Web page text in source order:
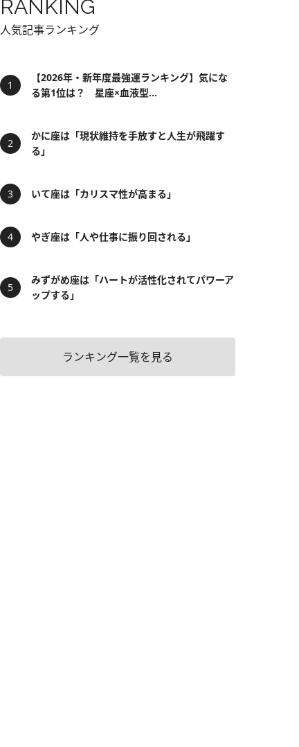
RANKING
人気記事ランキング
【2026年・新年度最強運ランキング】気にな
る第1位は？ 星座×血液型...
かに座は「現状維持を手放すと人生が飛躍す
る」
いて座は「カリスマ性が高まる」
やぎ座は「人や仕事に振り回される」
みずがめ座は「ハートが活性化されてパワーア
ップする」
ランキング一覧を見る